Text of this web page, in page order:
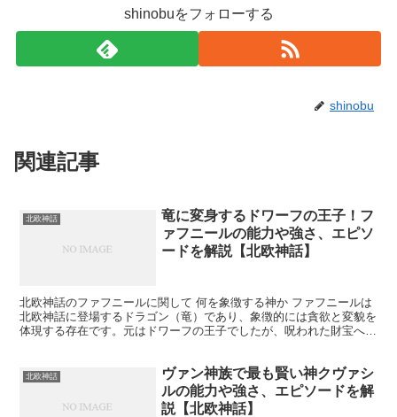
shinobuをフォローする
shinobu
関連記事
北欧神話
竜に変身するドワーフの王子！フ
ァフニールの能力や強さ、エピソ
ードを解説【北欧神話】
北欧神話のファフニールに関して 何を象徴する神か ファフニールは
北欧神話に登場するドラゴン（竜）であり、象徴的には貪欲と変貌を
体現する存在です。元はドワーフの王子でしたが、呪われた財宝への
北欧神話
ヴァン神族で最も賢い神クヴァシ
ルの能力や強さ、エピソードを解
説【北欧神話】